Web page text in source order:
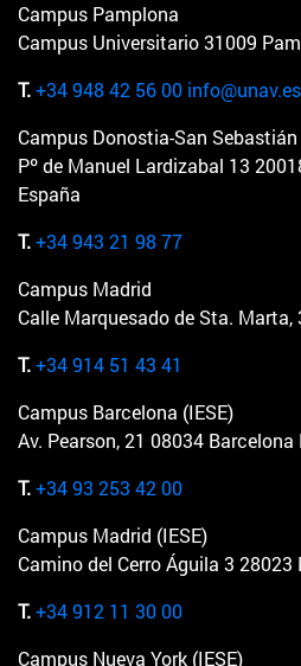
Campus Pamplona
Campus Universitario 31009
T.+34 948 42 56 00 info@unav.es
Campus Donostia-San Sebastián
Pº de Manuel Lardizabal 13
España
T.+34 943 21 98 77
Campus Madrid
Calle Marquesado de Sta.
T.+34 914 51 43 41
Campus Barcelona (IESE)
Av. Pearson, 21 08034 Barcelona
T.+34 93 253 42 00
Campus Madrid (IESE)
Camino del Cerro Águila 3 28023
T.+34 912 11 30 00
Campus Nueva York (IESE)